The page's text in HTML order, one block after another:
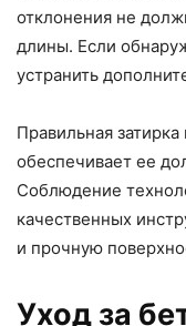
отклонения не
длины. Если
устранить
Правильная
обеспечивает ее
Соблюдение
качественных
и прочную
Уход за